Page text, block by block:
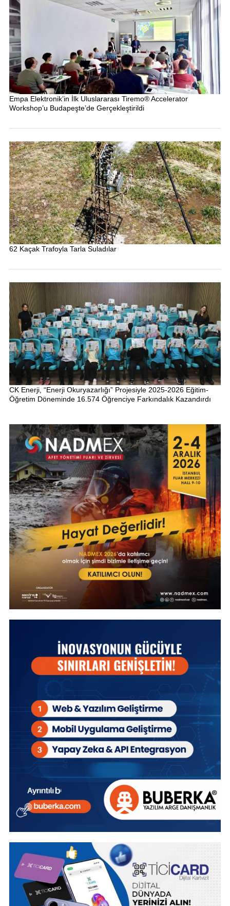
Empa Elektronik’in İlk Uluslararası Tiremo® Accelerator
Workshop’u Budapeşte’de Gerçekleştirildi
62 Kaçak Trafoyla Tarla Suladılar
CK Enerji, “Enerji Okuryazarlığı” Projesiyle 2025-2026 Eğitim-
Öğretim Döneminde 16.574 Öğrenciye Farkındalık Kazandırdı